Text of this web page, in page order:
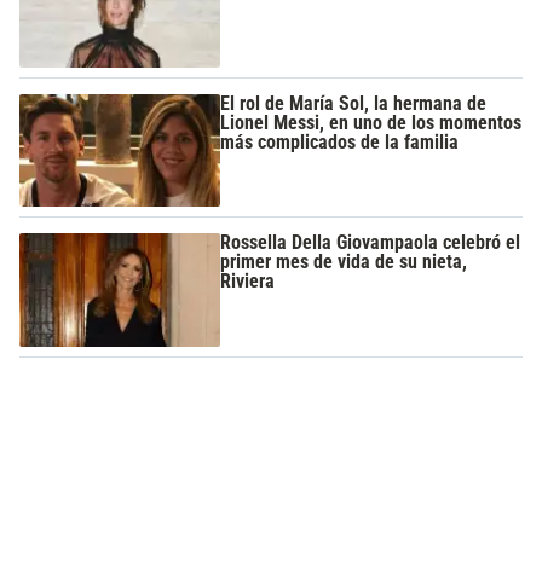
El rol de María Sol, la hermana de
Lionel Messi, en uno de los momentos
más complicados de la familia
Rossella Della Giovampaola celebró el
primer mes de vida de su nieta,
Riviera